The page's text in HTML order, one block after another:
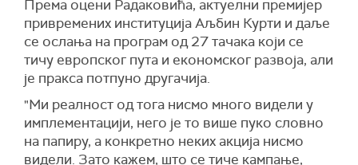
Према оцени Радаковића, актуелни премијер
привремених институција Аљбин Курти и даље
се ослања на програм од 27 тачака који се
тичу европског пута и економског развоја, али
је пракса потпуно другачија.
"Ми реалност од тога нисмо много видели у
имплементацији, него је то више пуко словно
на папиру, а конкретно неких акција нисмо
видели. Зато кажем, што се тиче кампање,